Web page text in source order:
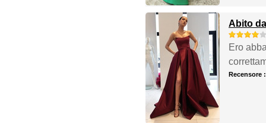
Abito
Ero
Recensore